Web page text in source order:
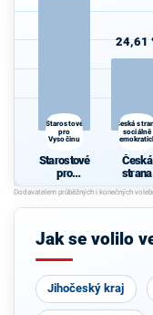
Starostové
pro
Vysočinu
Starostové
pro
Vysočinu
24,61
Česká
sociálně
Česká
strana
cká
Jak se volilo
Jihočeský kraj